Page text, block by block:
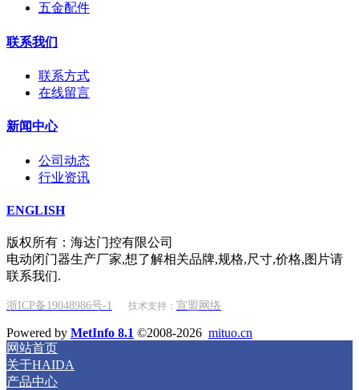
五金配件
联系我们
联系方式
在线留言
新闻中心
公司动态
行业资讯
ENGLISH
版权所有：海达门控有限公司
电动闭门器生产厂家,想了解相关品牌,规格,尺寸,价格,图片请
联系我们.
浙ICP备19048986号-1 技术支持： 宣盟网络
Powered by MetInfo 8.1 ©2008-2026 mituo.cn
网站首页
关于HAIDA
产品中心